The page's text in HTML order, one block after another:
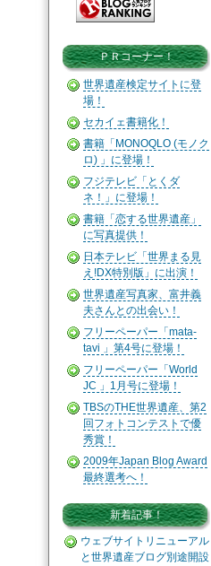
ＰＲコーナー！
世界遺産検定サイトに登
場！
セカイェ書籍化！
書籍「MONOQLO (モノク
ロ) 」に登場！
フジテレビ「とくダ
ネ！」に登場！
書籍「恋する世界遺産」
に写真提供！
日本テレビ「世界まる見
え!DX特別版」に出演！
世界遺産写真家、富井義
夫さんとの出会い！
フリーペーパー「mata-
tavi 」第4号に登場！
フリーペーパー「World
JC 」1月号に登場！
TBSのTHE世界遺産、第2
回フォトコンテストで優
秀賞！
2009年Japan Blog Award
最終選考へ！
新着記事！
ウェブサイトリニューアル
と世界遺産ブログ別途開設